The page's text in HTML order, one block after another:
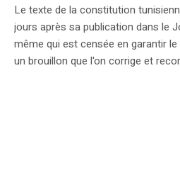
Le texte de la constitution
jours après sa publication dans le
même qui est censée en garantir
un brouillon que l'on corrige et